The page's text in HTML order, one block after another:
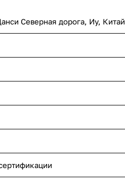
Северная дорога, Иу, Китай